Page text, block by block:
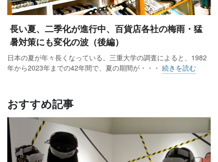
長い夏、二季化が進行中、百貨店各社の梅雨・猛
暑対策にも変化の波（後編）
日本の夏が年々長くなっている。三重大学の調査によると、1982
年から2023年までの42年間で、夏の期間が・・・ 続きを読む
おすすめ記事